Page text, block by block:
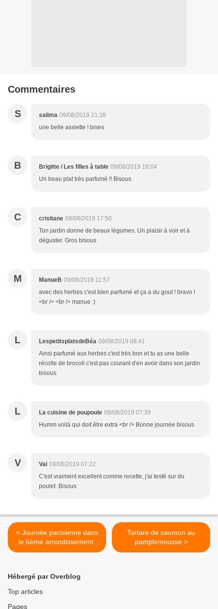
Commentaires
S salima 09/08/2019 21:38
une belle assiette ! bises
B Brigitte / Les filles à table 09/08/2019 18:04
Un beau plat très parfumé !! Bisous
C crisitane 09/08/2019 17:50
Ton jardin donne de beaux légumes. Un plaisir à voir et à
déguster. Gros bisous
M ManueB 09/08/2019 11:57
avec des herbes c'est bien parfumé et ça a du gout ! bravo !
<br /> <br /> manue :)
L LespetitsplatsdeBéa 09/08/2019 08:41
Ainsi parfumé aux herbes c'est très bon et tu as une belle
récolte de brocoli c'est pas courant d'en avoir dans son jardin
bisous
L La cuisine de poupoule 09/08/2019 07:39
Humm voilà qui doit être extra <br /> Bonne journée bisous
V Val 09/08/2019 07:22
C'est vraiment excellent comme recette, j'ai testé sur du
poulet. Bisous
< Journée parisienne dans
le 6ème arrondissement,
Cour du Commerce Saint-
Tartare de saumon au
pamplemousse >
Hébergé par Overblog
Top articles
Pages